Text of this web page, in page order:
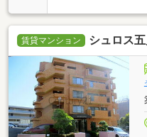
賃貸マンション シュロス